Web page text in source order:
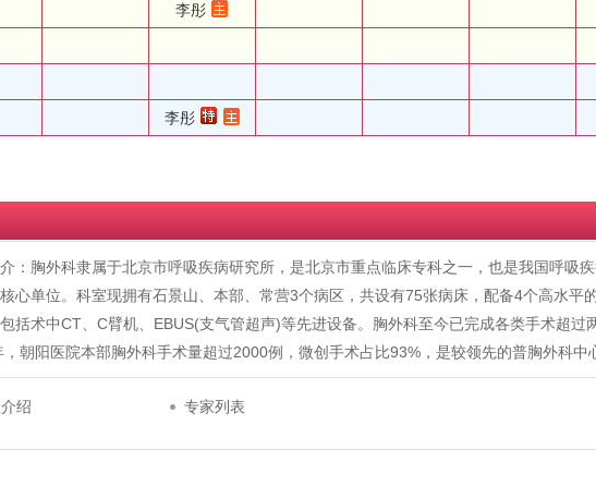
李彤
李彤
：胸外科隶属于北京市呼吸疾病研究所，是北京市重点临床专科之一，也是我国呼吸
心单位。科室现拥有石景山、本部、常营3个病区，共设有75张病床，配备4个高水平
括术中CT、C臂机、EBUS(支气管超声)等先进设备。胸外科至今已完成各类手术超过
，朝阳医院本部胸外科手术量超过2000例，微创手术占比93%，是较领先的普胸外科中
绍 专家列表